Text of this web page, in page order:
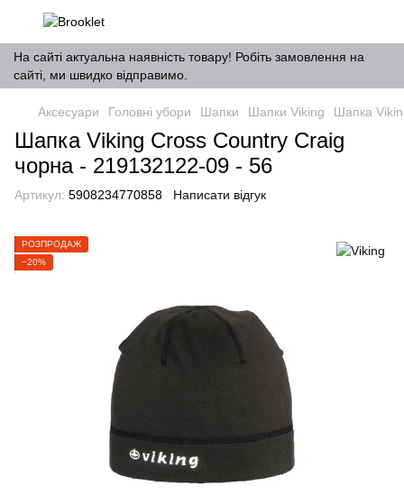
На сайті актуальна наявність товару! Робіть замовлення на
сайті, ми швидко відправимо.
Аксесуари Головні убори Шапки Шапки Viking Шапка
Шапка Viking Cross Country Craig
чорна - 219132122-09 - 56
Артикул: 5908234770858 Написати відгук
РОЗПРОДАЖ
−20%